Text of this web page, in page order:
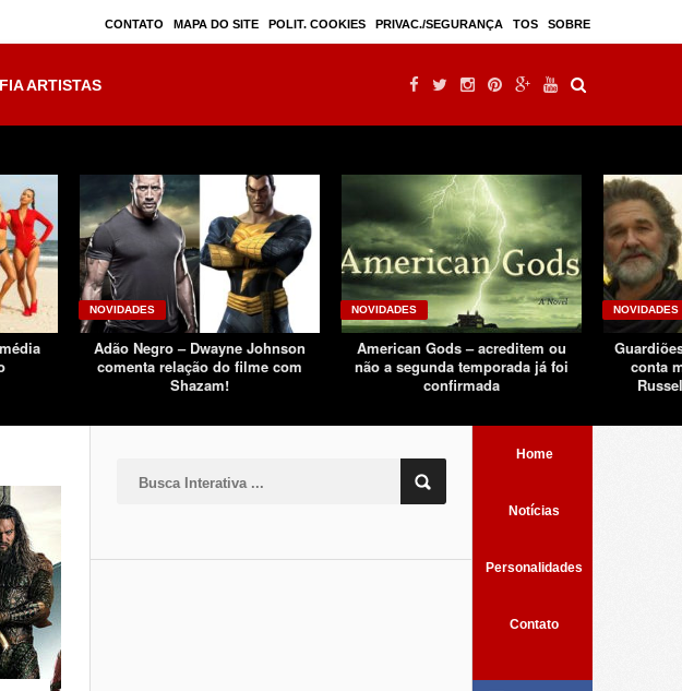
separada, mas no ... Mulan – filme live-action seguindo sucesso d ...
CONTATO MAPA DO SITE POLIT. COOKIES PRIVAC./SEGURANÇA TOS SOBRE
ARTISTAS
NOVIDADES
Adão Negro – Dwayne Johnson
comenta relação do filme com
Shazam!
NOVIDADES
American Gods – acreditem ou
não a segunda temporada já foi
confirmada
NOVIDADES
conta
Home
Notícias
Personalidades
Contato